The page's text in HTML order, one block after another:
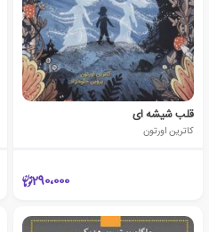
قلب شیشه ای
کاترین اورتون
290،000